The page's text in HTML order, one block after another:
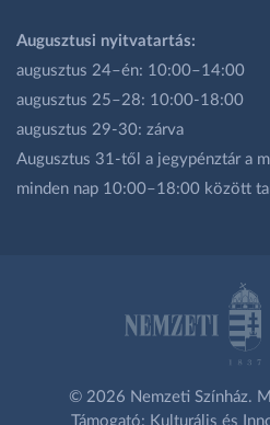
Augusztusi nyitvatartás:
augusztus 24–én: 10:00–14:00
augusztus 25–28: 10:00-18:00
augusztus 29-30: zárva
Augusztus 31-től a jegypénztár a
minden nap 10:00–18:00 között
© 2026 Nemzeti Színház.
Támogató: Kulturális és